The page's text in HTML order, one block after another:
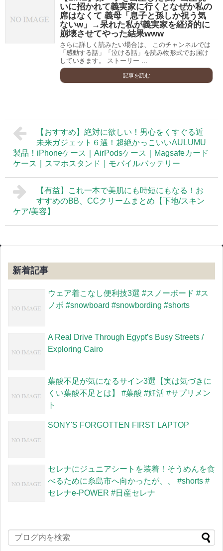
いに招かれて義実家に行くとなぜか私の
席はなくて 義母「息子と孫しか祝う気
ないw」→呆れた私が義実家を経済的に
崩壊させてやった結果www
さらに詳しく読みたい場合は、 このチャンネルでは
「感動する話」「泣ける話」を読み物形式でお届け
していきます。 ストーリー ...
記事を読む
【おすすめ】絶対に欲しい！男心をくすぐる近
未来ガジェット６選！超絶かっこいいAULUMU
製品！iPhoneケース｜AirPodsケース｜Magsafeカード
ケース｜スマホスタンド｜モバイルバッテリー
【有益】これ一本で美肌にも時短にもなる！お
すすめのBB、CCクリームまとめ【下地/スキン
ケア/美容】
新着記事
ウェア着こなし便利技3選 #スノーボード #ス
ノボ #snowboard #snowbording #shorts
A Real Drive Through Egypt’s Busy Streets /
Exploring Cairo
葉酸不足が気になるサイン3選【実は気づきに
くい葉酸不足とは】 #葉酸 #妊活 #サプリメン
ト
SONY'S FORGOTTEN FIRST LAPTOP
セレナにジュニアシートを装着！そうめんを食
べるために糸島市へ向かったが、、 #shorts #
セレナe-POWER #日産セレナ